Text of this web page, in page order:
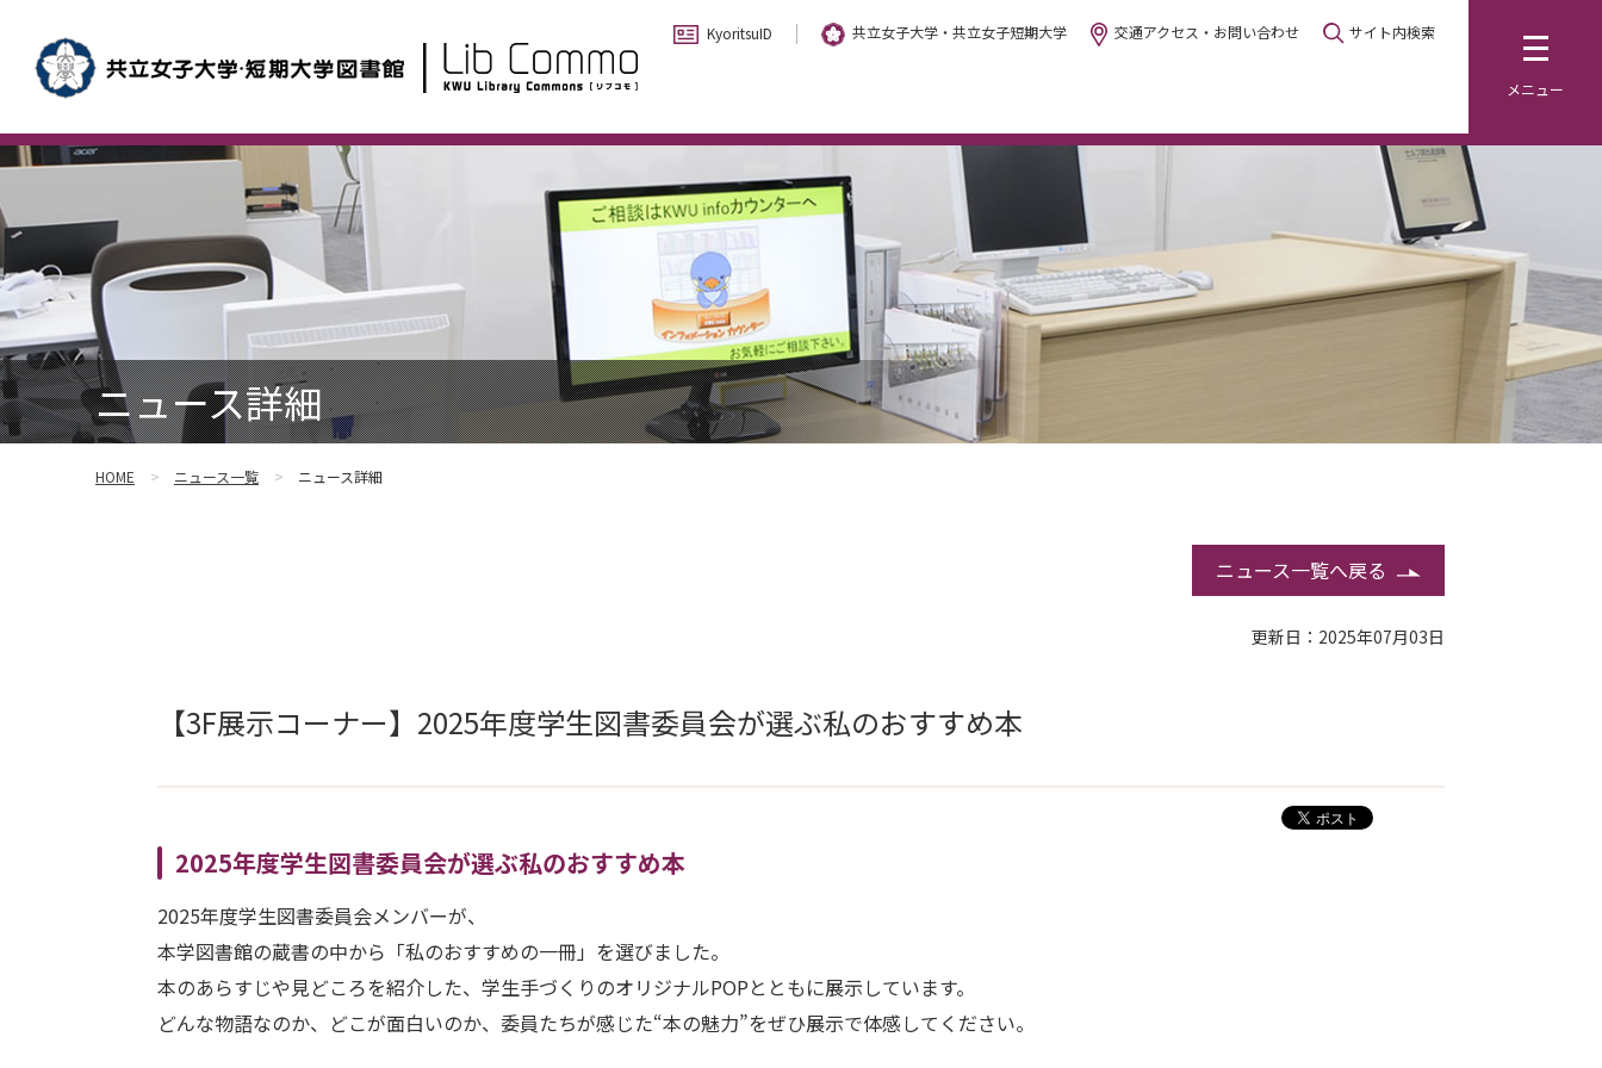
メニュー
サイト内検索
KyoritsuID 共立女子大学・共立女子短期大学 交通アクセス・お問い合わせ
ニュース詳細
HOME ニュース一覧 ニュース詳細
ニュース一覧へ戻る
更新日：2025年07月03日
【3F展示コーナー】2025年度学生図書委員会が選ぶ私のおすすめ本
2025年度学生図書委員会が選ぶ私のおすすめ本
2025年度学生図書委員会メンバーが、
本学図書館の蔵書の中から「私のおすすめの一冊」を選びました。
本のあらすじや見どころを紹介した、学生手づくりのオリジナルPOPとともに展示しています。
どんな物語なのか、どこが面白いのか、委員たちが感じた“本の魅力”をぜひ展示で体感してください。